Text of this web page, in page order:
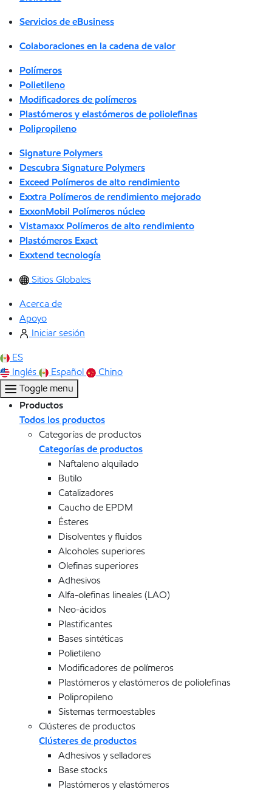
Servicios de eBusiness
Colaboraciones en la cadena de valor
Polímeros
Polietileno
Modificadores de polímeros
Plastómeros y elastómeros de poliolefinas
Polipropileno
Signature Polymers
Descubra Signature Polymers
Exceed Polímeros de alto rendimiento
Exxtra Polímeros de rendimiento mejorado
ExxonMobil Polímeros núcleo
Vistamaxx Polímeros de alto rendimiento
Plastómeros Exact
Exxtend tecnología
Sitios Globales
Acerca de
Apoyo
Iniciar sesión
ES
Inglés
Español
Chino
Toggle menu
Productos
Todos los productos
Categorías de productos
Categorías de productos
Naftaleno alquilado
Butilo
Catalizadores
Caucho de EPDM
Ésteres
Disolventes y fluidos
Alcoholes superiores
Olefinas superiores
Adhesivos
Alfa-olefinas lineales (LAO)
Neo-ácidos
Plastificantes
Bases sintéticas
Polietileno
Modificadores de polímeros
Plastómeros y elastómeros de poliolefinas
Polipropileno
Sistemas termoestables
Clústeres de productos
Clústeres de productos
Adhesivos y selladores
Base stocks
Plastómeros y elastómeros